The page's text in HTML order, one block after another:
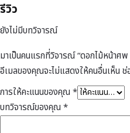
รีวิว
ยังไม่มีบทวิจารณ์
มาเป็นคนแรกที่วิจารณ์ “ดอกไม้หน้าศ
อีเมลของคุณจะไม่แสดงให้คนอื่นเห็น ช่
การให้คะแนนของคุณ *
บทวิจารณ์ของคุณ *